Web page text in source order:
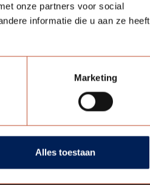
onze partners voor social
informatie die u aan ze heeft
Marketing
Alles toestaan
voor particulieren